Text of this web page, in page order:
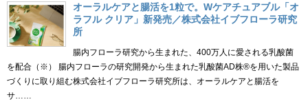
オーラルケアと腸活を1粒で。Wケアチュアブル「オ
ラフル クリア」新発売／株式会社イブフローラ研究
所
腸内フローラ研究から生まれた、400万人に愛される乳酸菌
を配合（※） 腸内フローラの研究開発から生まれた乳酸菌AD株®を用いた製品
づくりに取り組む株式会社イブフローラ研究所は、オーラルケアと腸活を
サ……